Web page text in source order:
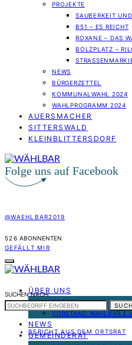
PROJEKTE
SAUBERKEIT
B51 – ES REICHT
ROXANE – DAS
BOLZPLATZ –
NEWS
BÜRGERZETTEL
KOMMUNALWAHL 2024
WAHLPROGRAMM 2024
AUERSMACHER
SITTERSWALD
KLEINBLITTERSDORF
Folge uns auf Facebook
@WAEHLBAR2019
526 ABONNENTEN
GEFÄLLT MIR
ÜBER UNS
ÜBER UNS
VORSTAND WÄHLBAR
NEWS
GEMEINDERAT
SUCHEN NACH:
BERICHT AUS DEM ORTSRAT